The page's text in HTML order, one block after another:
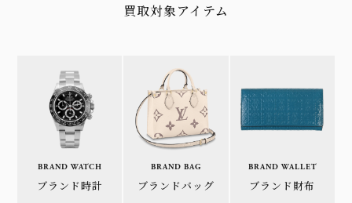
買取対象アイテム
BRAND WATCH
ブランド時計
BRAND BAG
ブランドバッグ
BRAND WALLET
ブランド財布